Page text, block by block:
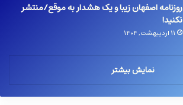
روزنامه اصفهان زیبا و یک هشدار به موقع/منتشر
نکنید!
۱۱ اردیبهشت, ۱۴۰۴
نمایش بیشتر